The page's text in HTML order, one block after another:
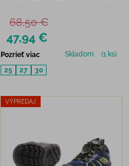
47,94 €
68,50 €
Pozrieť viac Skladom
(1 ks)
25
27 30
VÝPREDAJ